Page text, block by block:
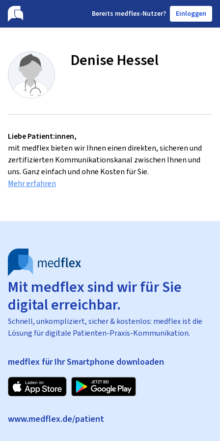
Bereits medflex-Nutzer? Einloggen
Denise Hessel
Liebe Patient:innen,
mit medflex bieten wir Ihnen einen direkten, sicheren und
zertifizierten Kommunikationskanal zwischen Ihnen und
uns. Ganz einfach und ohne Kosten für Sie.
Mehr erfahren
Mit medflex sind wir für Sie
digital erreichbar.
Schnell, unkompliziert, sicher & kostenlos: medflex ist die
Lösung für digitale Patienten-Praxis-Kommunikation.
medflex für Ihr Smartphone downloaden
www.medflex.de/patient